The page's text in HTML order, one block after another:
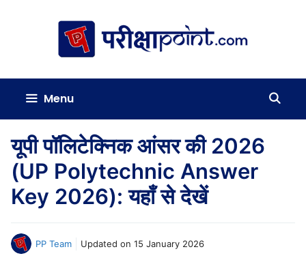
Menu
यूपी पॉलिटेक्निक आंसर की 2026
(UP Polytechnic Answer
Key 2026): यहाँ से देखें
PP Team Updated on 15 January 2026